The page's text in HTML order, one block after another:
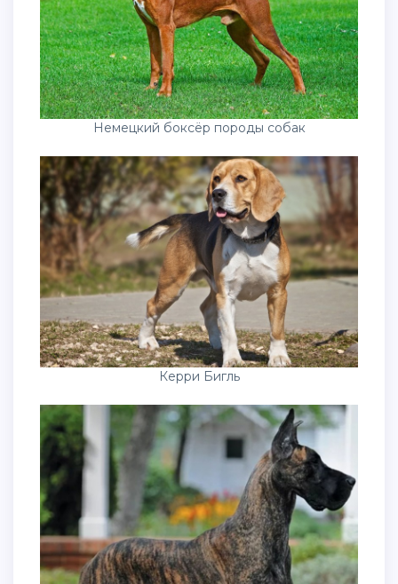
Немецкий боксёр породы собак
Керри Бигль